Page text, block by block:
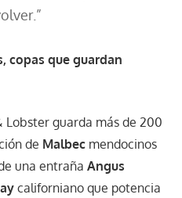
copas que guardan
Lobster guarda más de 200
de Malbecmendocinos
una entraña Angus
californiano que potencia